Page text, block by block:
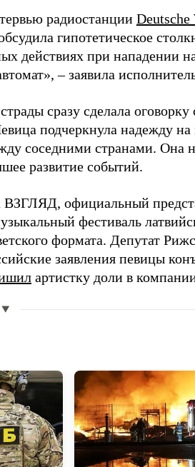
радиостанции Deutsche
гипотетическое
действиях при нападении
– заявила
сразу сделала
подчеркнула надежду
соседними странами. Она
развитие событий.
ВЗГЛЯД, официальный
фестиваль
формата. Депутат
заявления певицы
артистку доли в
▼